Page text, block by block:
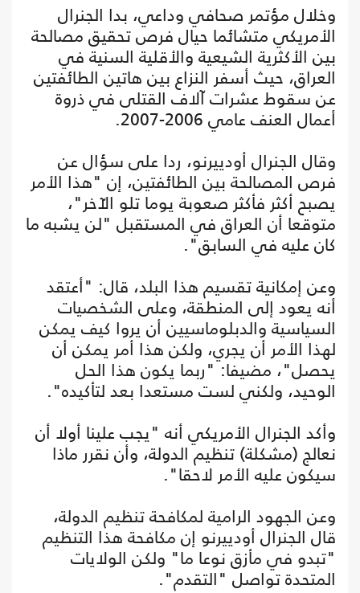
وخلال مؤتمر صحافي وداعي، بدا الجنرال
الأمريكي متشائما حيال فرص تحقيق مصالحة
بين الأكثرية الشيعية والأقلية السنية في
العراق، حيث أسفر النزاع بين هاتين الطائفتين
عن سقوط عشرات آلاف القتلى في ذروة
أعمال العنف عامي 2006-2007.
وقال الجنرال أودييرنو، ردا على سؤال عن
فرص المصالحة بين الطائفتين، إن "هذا الأمر
يصبح أكثر فأكثر صعوبة يوما تلو الآخر"،
متوقعا أن العراق في المستقبل "لن يشبه ما
كان عليه في السابق".
وعن إمكانية تقسيم هذا البلد، قال: "أعتقد
أنه يعود إلى المنطقة، وعلى الشخصيات
السياسية والدبلوماسيين أن يروا كيف يمكن
لهذا الأمر أن يجري، ولكن هذا أمر يمكن أن
يحصل"، مضيفا: "ربما يكون هذا الحل
الوحيد، ولكني لست مستعدا بعد لتأكيده".
وأكد الجنرال الأمريكي أنه "يجب علينا أولا أن
نعالج (مشكلة) تنظيم الدولة، وأن نقرر ماذا
سيكون عليه الأمر لاحقا".
وعن الجهود الرامية لمكافحة تنظيم الدولة،
قال الجنرال أودييرنو إن مكافحة هذا التنظيم
"تبدو في مأزق نوعا ما" ولكن الولايات
المتحدة تواصل "التقدم".